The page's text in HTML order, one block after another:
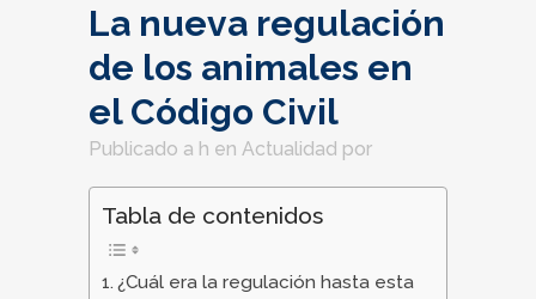
La nueva regulación
de los animales en
el Código Civil
Publicado a h en Actualidad por
Tabla de contenidos
¿Cuál era la regulación hasta esta